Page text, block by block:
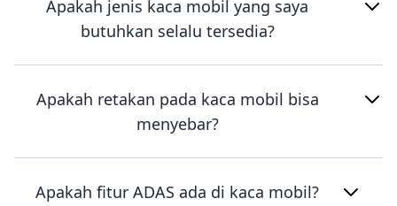
Apakah jenis kaca mobil yang saya
butuhkan selalu tersedia?
Apakah retakan pada kaca mobil bisa
menyebar?
Apakah fitur ADAS ada di kaca mobil?